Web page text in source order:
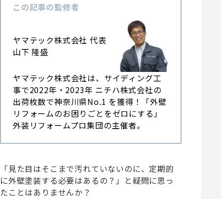
この記事の監修者
ヤマテック株式会社 代表
山下 隆盛
ヤマテック株式会社は、サイディング工
事で2022年・2023年 ニチハ株式会社の
出荷枚数で神奈川県No.1 を獲得！「外壁
リフォームのお困りごとをゼロにする」
外装リフォームプロ集団の主催者。
「見た目はそこまで汚れていないのに、定期的
に外壁塗装する必要はあるの？」と疑問に思っ
たことはありませんか？